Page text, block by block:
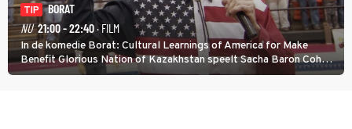
TIP
BORAT
NU 21:00 - 22:40· FILM
In de komedie Borat: Cultural Learnings of America for Make
Benefit Glorious Nation of Kazakhstan speelt Sacha Baron Cohen
een Kazachse journalist die naar Amerika komt om een tv-